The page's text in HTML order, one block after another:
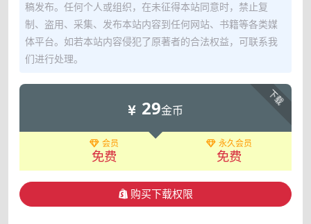
稿发布。任何个人或组织，在未征得本站同意时，禁止复
制、盗用、采集、发布本站内容到任何网站、书籍等各类媒
体平台。如若本站内容侵犯了原著者的合法权益，可联系我
们进行处理。
下载
29金币
会员
免费
永久会员
免费
购买下载权限